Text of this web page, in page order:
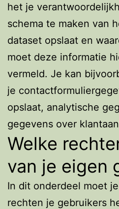
het je
schema te maken van
dataset opslaat en
moet deze informatie
vermeld. Je kan
je
opslaat, analytische
gegevens over
Welke
van je eigen
In dit onderdeel moet
rechten je gebruikers